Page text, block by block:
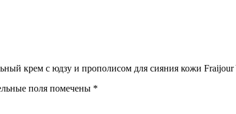
крем с юдзу и прополисом для сияния кожи
поля помечены *